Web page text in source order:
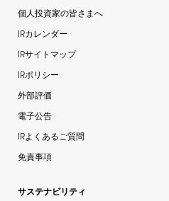
個人投資家の皆さまへ
IRカレンダー
IRサイトマップ
IRポリシー
外部評価
電子公告
IRよくあるご質問
免責事項
サステナビリティ